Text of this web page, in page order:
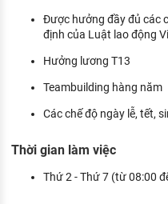
Được hưởng đầy đủ các
định của Luật lao động
Hưởng lương T13
Teambuilding hàng năm
Các chế độ ngày lễ, tết,
Thời gian làm việc
Thứ 2 - Thứ 7 (từ 08:00